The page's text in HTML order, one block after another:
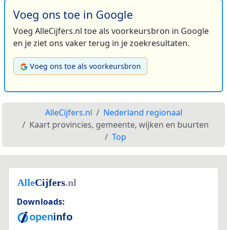
Voeg ons toe in Google
Voeg AlleCijfers.nl toe als voorkeursbron in Google
en je ziet ons vaker terug in je zoekresultaten.
Voeg ons toe als voorkeursbron
AlleCijfers.nl
Nederland regionaal
Kaart provincies, gemeente, wijken en buurten
Top
Downloads: